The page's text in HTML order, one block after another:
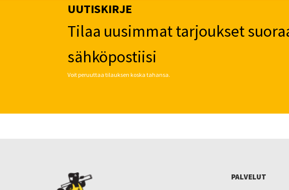
UUTISKIRJE
Tilaa uusimmat tarjoukset
sähköpostiisi
Voit peruuttaa tilauksen koska tahansa.
PALVELUT